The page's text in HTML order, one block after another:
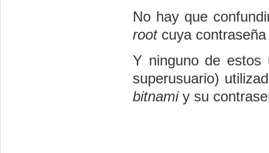
No hay que
rootcuya contraseña
Y ninguno de estos
superusuario)
bitnamiy su